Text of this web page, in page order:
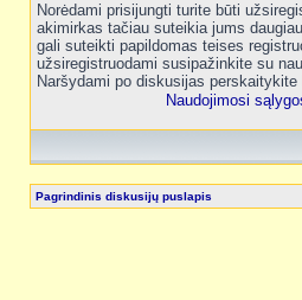
Norėdami prisijungti turite būti
akimirkas tačiau suteikia jums
gali suteikti papildomas teises
užsiregistruodami susipažinkite su
Naršydami po diskusijas
Naudojimosi
Pagrindinis diskusijų puslapis